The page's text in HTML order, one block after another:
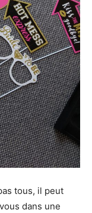
tous, il peut
dans une